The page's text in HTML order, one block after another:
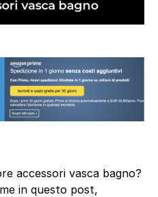
accessori vasca bagno?
in questo post,